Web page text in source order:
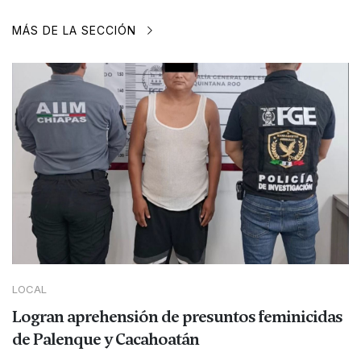
MÁS DE LA SECCIÓN
LOCAL
Logran aprehensión de presuntos feminicidas
de Palenque y Cacahoatán